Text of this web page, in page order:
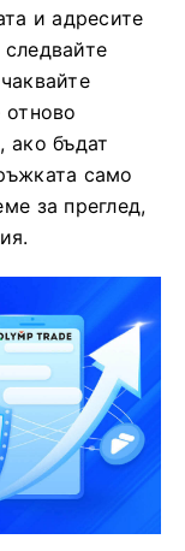
и адресите
отново
ако бъдат
само
за преглед,